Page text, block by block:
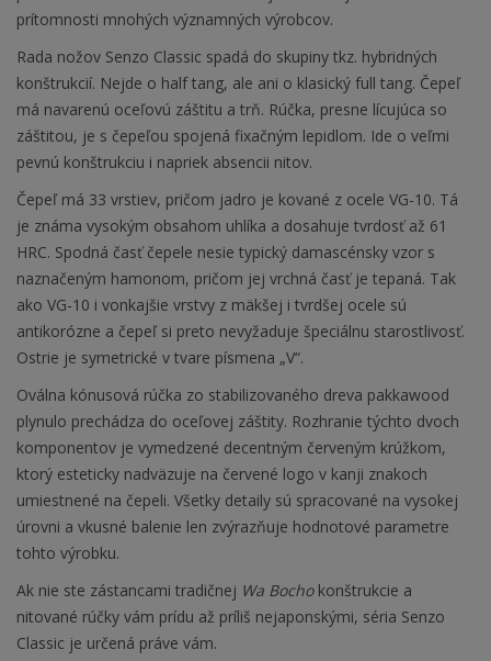
prítomnosti mnohých významných výrobcov.
Rada nožov Senzo Classic spadá do skupiny tkz. hybridných
konštrukcií. Nejde o half tang, ale ani o klasický full tang. Čepeľ
má navarenú oceľovú záštitu a trň. Rúčka, presne lícujúca so
záštitou, je s čepeľou spojená fixačným lepidlom. Ide o veľmi
pevnú konštrukciu i napriek absencii nitov.
Čepeľ má 33 vrstiev, pričom jadro je kované z ocele VG-10. Tá
je známa vysokým obsahom uhlíka a dosahuje tvrdosť až 61
HRC. Spodná časť čepele nesie typický damascénsky vzor s
naznačeným hamonom, pričom jej vrchná časť je tepaná. Tak
ako VG-10 i vonkajšie vrstvy z mäkšej i tvrdšej ocele sú
antikorózne a čepeľ si preto nevyžaduje špeciálnu starostlivosť.
Ostrie je symetrické v tvare písmena „V“.
Oválna kónusová rúčka zo stabilizovaného dreva pakkawood
plynulo prechádza do oceľovej záštity. Rozhranie týchto dvoch
komponentov je vymedzené decentným červeným krúžkom,
ktorý esteticky nadväzuje na červené logo v kanji znakoch
umiestnené na čepeli. Všetky detaily sú spracované na vysokej
úrovni a vkusné balenie len zvýrazňuje hodnotové parametre
tohto výrobku.
Ak nie ste zástancami tradičnej Wa Bochokonštrukcie a
nitované rúčky vám prídu až príliš nejaponskými, séria Senzo
Classic je určená práve vám.